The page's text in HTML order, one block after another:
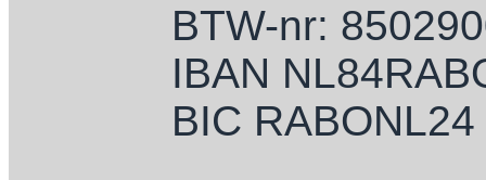
BTW-nr:
IBAN
BIC RABONL24